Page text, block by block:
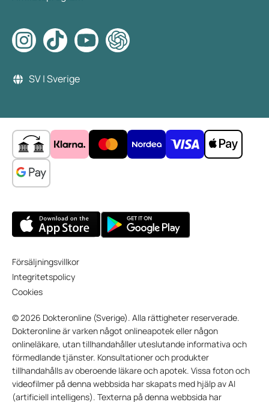
SV | Sverige
Försäljningsvillkor
Integritetspolicy
Cookies
© 2026 Dokteronline (Sverige). Alla rättigheter reserverade.
Dokteronline är varken något onlineapotek eller någon
onlineläkare, utan tillhandahåller uteslutande informativa och
förmedlande tjänster. Konsultationer och produkter
tillhandahålls av oberoende läkare och apotek. Vissa foton och
videofilmer på denna webbsida har skapats med hjälp av AI
(artificiell intelligens). Texterna på denna webbsida har